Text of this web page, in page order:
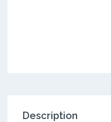
Description